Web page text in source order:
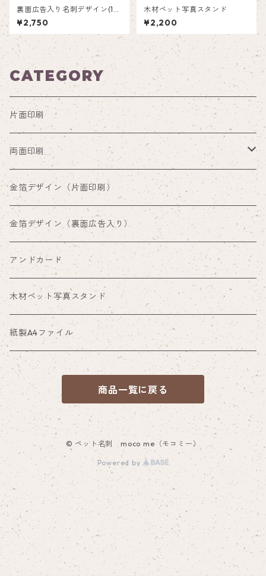
裏面広告入り名刺デザイン(1箱
50枚入り)_ピンク_P001ad
¥2,750
木材ペット写真スタンド
¥2,200
CATEGORY
片面印刷
両面印刷
両面印刷（裏面通常デザイン）
両面印刷（裏面広告入り）
金箔デザイン（片面印刷）
金箔デザイン（裏面広告入り）
アンドカード
木材ペット写真スタンド
紙製A4ファイル
商品一覧に戻る
© ペット名刺 moco me（モコミー）
Powered by